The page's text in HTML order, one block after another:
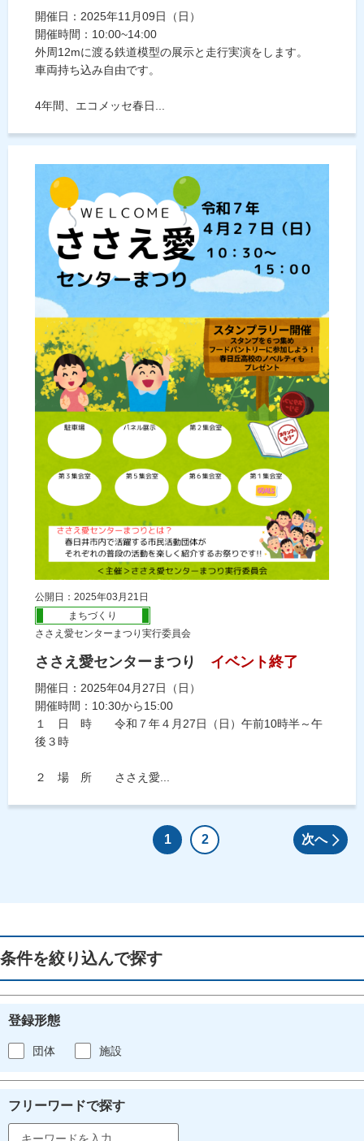
開催日：2025年11月09日（日）
開催時間：10:00~14:00
外周12mに渡る鉄道模型の展示と走行実演をします。
車両持ち込み自由です。
4年間、エコメッセ春日...
公開日：2025年03月21日
まちづくり
ささえ愛センターまつり実行委員会
ささえ愛センターまつり イベント終了
開催日：2025年04月27日（日）
開催時間：10:30から15:00
１ 日 時 令和７年４月27日（日）午前10時半～午
後３時
２ 場 所 ささえ愛...
1 2 次へ
条件を絞り込んで探す
登録形態
団体 施設
フリーワードで探す